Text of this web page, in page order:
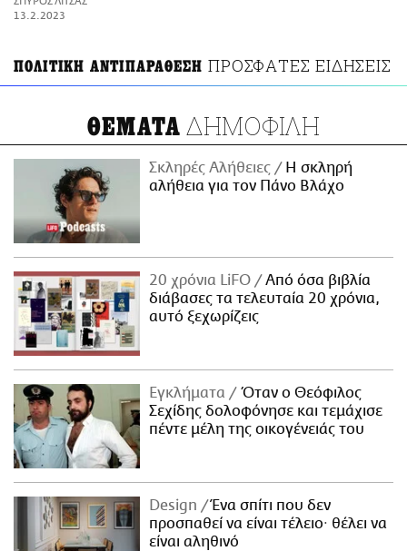
ΑΜΠΑ
13.2.2023
ΠΟΛΙΤΙΚΗ ΑΝΤΙΠΑΡΑΘΕΣΗ ΠΡΟΣΦΑΤΕΣ ΕΙΔΗΣΕΙΣ
ΘΕΜΑΤΑ ΔΗΜΟΦΙΛΗ
Σκληρές Αλήθειες
H σκληρή
αλήθεια για τον Πάνο Βλάχο
20 χρόνια LiFO
Από όσα βιβλία
διάβασες τα τελευταία 20 χρόνια,
αυτό ξεχωρίζεις
Εγκλήματα
Όταν ο Θεόφιλος
Σεχίδης δολοφόνησε και τεμάχισε
πέντε μέλη της οικογένειάς του
Design
Ένα σπίτι που δεν
προσπαθεί να είναι τέλειο· θέλει να
είναι αληθινό